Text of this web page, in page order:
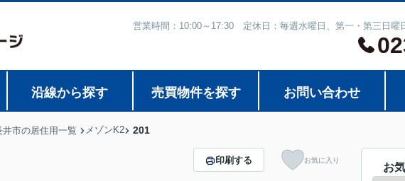
営業時間：10:00～17:30 定休日：毎週水曜日、第一・第三日曜
沿線から探す 売買物件を探す お問い合わせ
井市の居住用一覧 メゾンK2 201
印刷する お気に入り
お